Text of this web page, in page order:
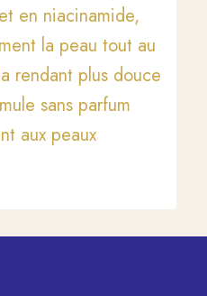
en niacinamide,
la peau tout au
rendant plus douce
sans parfum
aux peaux